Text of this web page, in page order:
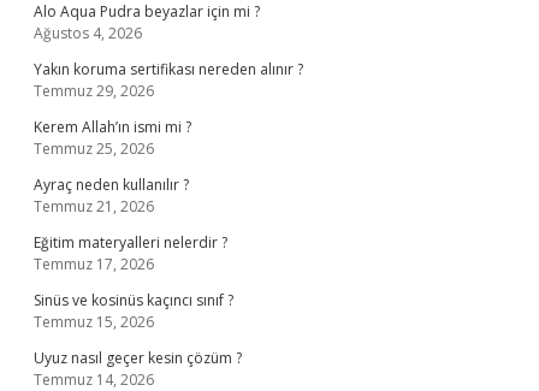
Alo Aqua Pudra beyazlar için mi ?
Ağustos 4, 2026
Yakın koruma sertifikası nereden alınır ?
Temmuz 29, 2026
Kerem Allah’ın ismi mi ?
Temmuz 25, 2026
Ayraç neden kullanılır ?
Temmuz 21, 2026
Eğitim materyalleri nelerdir ?
Temmuz 17, 2026
Sinüs ve kosinüs kaçıncı sınıf ?
Temmuz 15, 2026
Uyuz nasıl geçer kesin çözüm ?
Temmuz 14, 2026